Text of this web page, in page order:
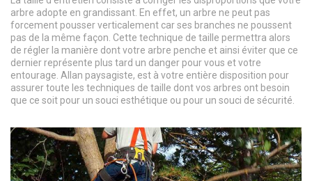
arbre adopte en grandissant. En effet, un arbre ne peut pas
forcement pousser verticalement car ses branches ne poussent
pas de la même façon. Cette technique de taille permettra alors
de régler la manière dont votre arbre penche et ainsi éviter que ce
dernier représente plus tard un danger pour vous et votre
entourage. Allan paysagiste, est à votre entière disposition pour
assurer toute les techniques de taille dont vos arbres ont besoin
que ce soit pour un souci esthétique ou pour un souci de sécurité.